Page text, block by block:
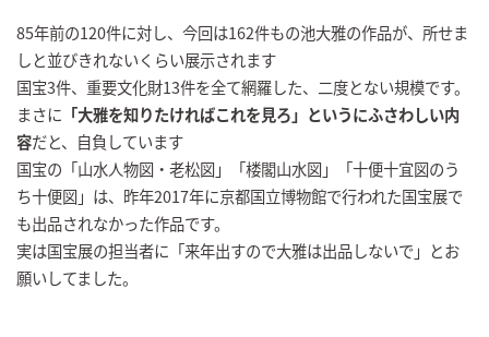
85年前の120件に対し、今回は162件もの池大雅の作品が、所せま
しと並びきれないくらい展示されます
国宝3件、重要文化財13件を全て網羅した、二度とない規模です。
まさに 「大雅を知りたければこれを見ろ」というにふさわしい内
容だと、自負しています
国宝の「山水人物図・老松図」「楼閣山水図」「十便十宜図のう
ち十便図」は、昨年2017年に京都国立博物館で行われた国宝展で
も出品されなかった作品です。
実は国宝展の担当者に「来年出すので大雅は出品しないで」とお
願いしてました。